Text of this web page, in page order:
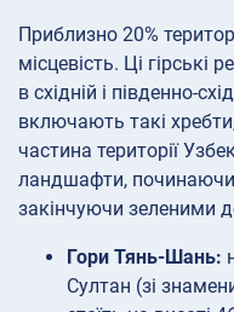
Приблизно 20%
місцевість. Ці гірські
в східній і південно-
включають такі
частина території
ландшафти, починаючи
закінчуючи зеленими
Гори Тянь-Шань:
Султан (зі